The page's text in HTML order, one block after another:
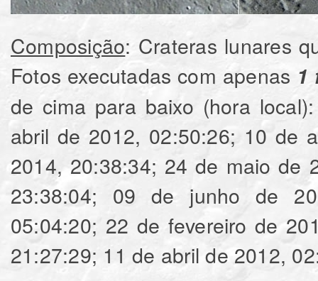
Composição: Crateras lunares
Fotos executadas com apenas 1
de cima para baixo (hora local): 01‎ de
‎abril‎ de ‎2012, ‏‎02:50:26; 10‎ de ‎abril‎ de ‎2012, ‏‎04:08:06; 09‎ de ‎junho‎ de
‎2014, ‏‎20:38:34; ‎24‎ de ‎maio‎ de ‎2015, ‏‎18:37:40; 08‎ de ‎outubro‎ de ‎2014,